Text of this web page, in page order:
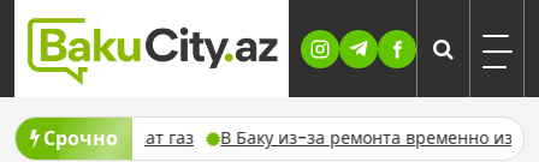
Skip
content
Срочно
газ В Баку из-за ремонта временно изменят